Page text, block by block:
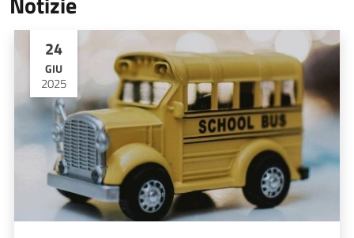
24
GIU
2025